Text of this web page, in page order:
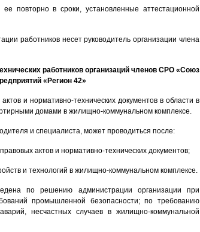
повторно в сроки, установленные аттестационной
работников несет руководитель организации члена
работников организаций членов СРО «Союз
«Регион 42»
и нормативно-технических документов в области в
домами в жилищно-коммунальном комплексе.
и специалиста, может проводиться после:
актов и нормативно-технических документов;
и технологий в жилищно-коммунальном комплексе.
по решению администрации организации при
промышленной безопасности; по требованию
несчастных случаев в жилищно-коммунальной